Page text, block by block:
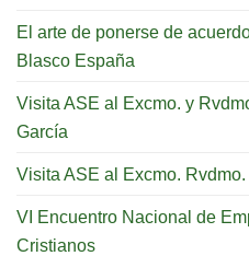
El arte de ponerse de
Blasco España
Visita ASE al Excmo. y
García
Visita ASE al Excmo.
VI Encuentro Nacional de
Cristianos